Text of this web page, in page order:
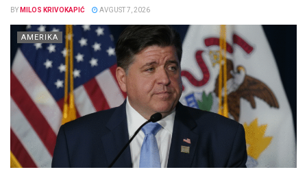
BY MILOS KRIVOKAPIĆ AVGUST 7, 2026
AMERIKA